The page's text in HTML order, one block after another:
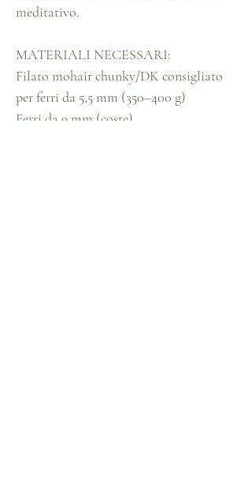
meditativo.
MATERIALI NECESSARI:
Filato mohair chunky/DK consigliato
per ferri da 5,5 mm (350–400 g)
Ferri da 9 mm (coste)